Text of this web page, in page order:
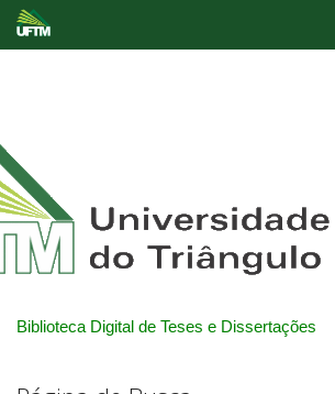
Biblioteca Digital de Teses e Dissertações